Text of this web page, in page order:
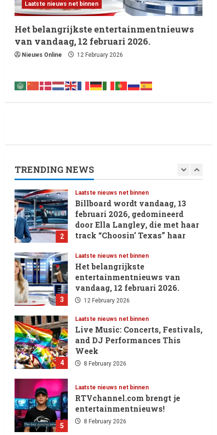
Laatste nieuws net binnen
Het belangrijkste entertainmentnieuws
van vandaag, 12 februari 2026.
Nieuws Online 12 February 2026
TRENDING NEWS
4
Laatste nieuws net binnen
Live Music: Concerts, Festivals,
and DJ Performances This
Week
RTVchannel.com brengt je
entertainmentnieuws!
1
2
Laatste nieuws net binnen
Billboard wordt vandaag, 13
februari 2026, gedomineerd
door Ella Langley, die met haar
track “Choosin’ Texas” haar
Hot 100 heeft behaald.
13 February 2026
3
Laatste nieuws net binnen
Het belangrijkste
entertainmentnieuws van
vandaag, 12 februari 2026.
12 February 2026
4
Laatste nieuws net binnen
Live Music: Concerts, Festivals,
and DJ Performances This
Week
8 February 2026
5
Laatste nieuws net binnen
RTVchannel.com brengt je
entertainmentnieuws!
8 February 2026